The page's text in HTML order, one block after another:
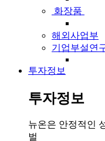
화장품
해외사업부
기업부설연
투자정보
투자정보
뉴온은 안정적인
벌